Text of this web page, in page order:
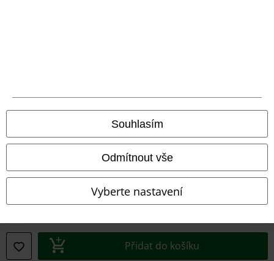
Souhlasím
Odmítnout vše
Vyberte nastavení
Přidat do košíku
Všechny ceny jsou včetně DPH, bezpoštovného a balného
© 1986-2026 EMP Merchandising
Naše online obchody
EMP France